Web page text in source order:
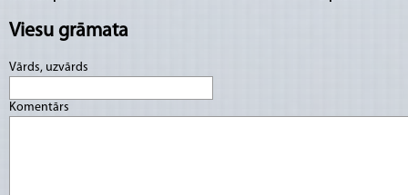
Viesu grāmata
Vārds, uzvārds
Komentārs